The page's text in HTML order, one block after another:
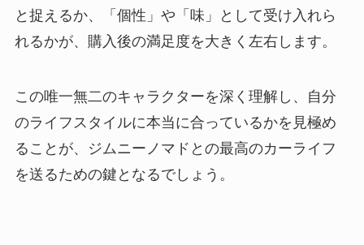
と捉えるか、「個性」や「味」として受け入れら
れるかが、購入後の満足度を大きく左右します。
この唯一無二のキャラクターを深く理解し、自分
のライフスタイルに本当に合っているかを見極め
ることが、ジムニーノマドとの最高のカーライフ
を送るための鍵となるでしょう。